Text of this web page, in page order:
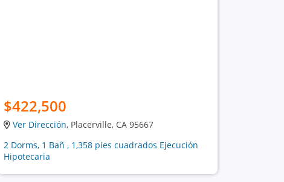
$422,500
Ver Dirección, Placerville, CA 95667
2 Dorms, 1 Bañ , 1,358 pies cuadrados Ejecución
Hipotecaria